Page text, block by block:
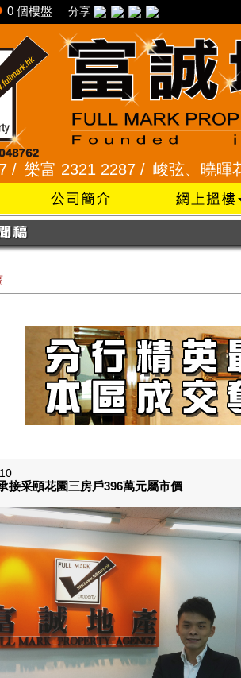
0 個樓盤 分享
2287 / 峻弦、曉暉花園
接采頤花​園三房戶396萬元屬​市價